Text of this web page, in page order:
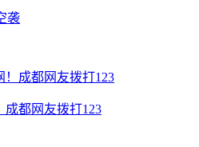
袭
成都网友拨打123